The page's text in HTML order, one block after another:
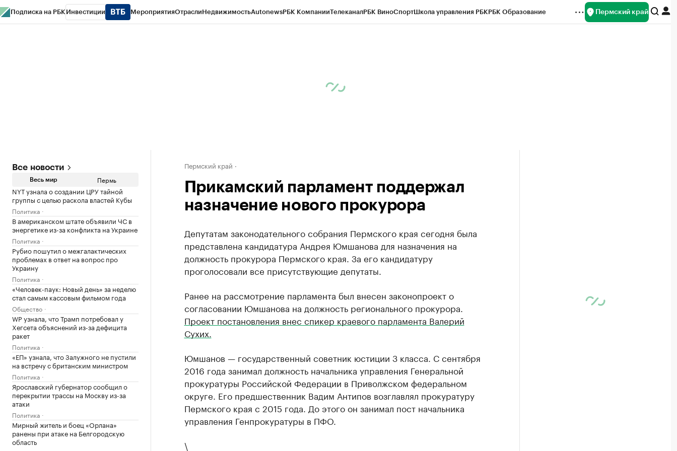
Подписка на РБК Инвестиции МероприятияОтраслиНедвижимостьAutonewsРБК КомпанииТелеканалРБК ВиноСпортШкола управления РБКРБК Образование Пермский край
Все новости
Весь мир Пермь
NYT узнала о создании ЦРУ тайной
группы с целью раскола властей Кубы
Политика
В американском штате объявили ЧС в
энергетике из-за конфликта на Украине
Политика
Рубио пошутил о межгалактических
проблемах в ответ на вопрос про
Украину
Политика
«Человек-паук: Новый день» за неделю
стал самым кассовым фильмом года
Общество
WP узнала, что Трамп потребовал у
Хегсета объяснений из-за дефицита
ракет
Политика
«ЕП» узнала, что Залужного не пустили
на встречу с британским министром
Политика
Ярославский губернатор сообщил о
перекрытии трассы на Москву из-за
атаки
Политика
Мирный житель и боец «Орлана»
ранены при атаке на Белгородскую
область
Пермский край
Прикамский парламент поддержал
назначение нового прокурора
Депутатам законодательного собрания Пермского края сегодня была
представлена кандидатура Андрея Юмшанова для назначения на
должность прокурора Пермского края. За его кандидатуру
проголосовали все присутствующие депутаты.
Ранее на рассмотрение парламента был внесен законопроект о
согласовании Юмшанова на должность регионального прокурора.
Проект постановления внес спикер краевого парламента Валерий
Сухих.
Юмшанов — государственный советник юстиции 3 класса. С сентября
2016 года занимал должность начальника управления Генеральной
прокуратуры Российской Федерации в Приволжском федеральном
округе. Его предшественник Вадим Антипов возглавлял прокуратуру
Пермского края с 2015 года. До этого он занимал пост начальника
управления Генпрокуратуры в ПФО.
\